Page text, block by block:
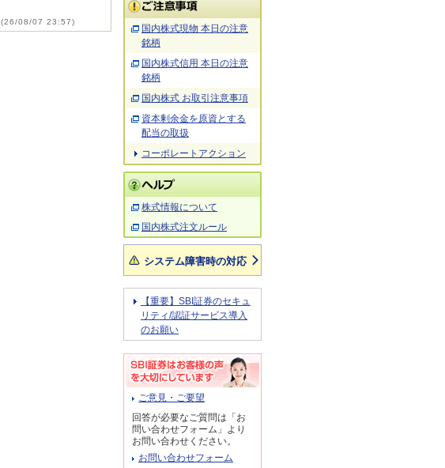
(26/08/07 23:57)
国内株式現物 本日の注意
銘柄
国内株式信用 本日の注意
銘柄
国内株式 お取引注意事項
資本剰余金を原資とする
配当の取扱
コーポレートアクション
株式情報について
国内株式注文ルール
システム障害時の対応
【重要】SBI証券のセキュ
リティ/認証サービス導入
のお願い
ご意見・ご要望
回答が必要なご質問は「お
問い合わせフォーム」より
お問い合わせください。
お問い合わせフォーム